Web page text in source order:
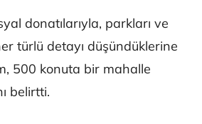
donatılarıyla, parkları ve
türlü detayı düşündüklerine
500 konuta bir mahalle
belirtti.